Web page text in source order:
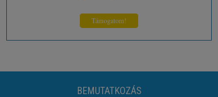
Támogatom!
BEMUTATKOZÁS